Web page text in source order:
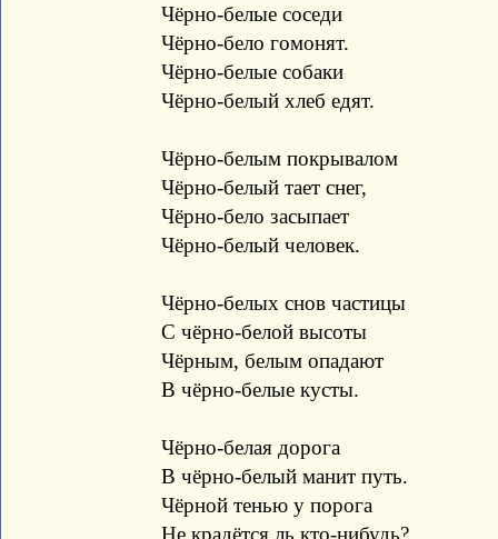
Чёрно-белые соседи
Чёрно-бело гомонят.
Чёрно-белые собаки
Чёрно-белый хлеб едят.
Чёрно-белым покрывалом
Чёрно-белый тает снег,
Чёрно-бело засыпает
Чёрно-белый человек.
Чёрно-белых снов частицы
С чёрно-белой высоты
Чёрным, белым опадают
В чёрно-белые кусты.
Чёрно-белая дорога
В чёрно-белый манит путь.
Чёрной тенью у порога